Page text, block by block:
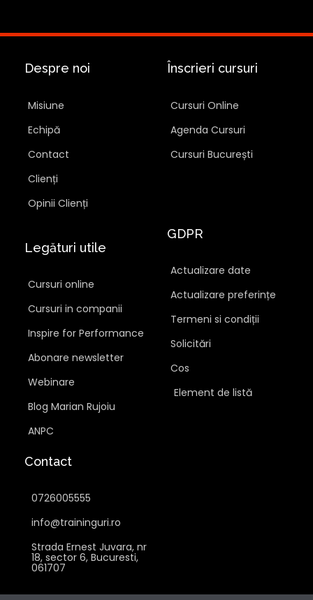
Despre noi
Misiune
Echipă
Contact
Clienți
Opinii Clienți
Înscrieri cursuri
Cursuri Online
Agenda Cursuri
Cursuri București
Legături utile
Cursuri online
Cursuri in companii
Inspire for Performance
Abonare newsletter
Webinare
Blog Marian Rujoiu
ANPC
GDPR
Actualizare date
Actualizare preferințe
Termeni si condiții
Solicitări
Cos
Element de listă
Contact
0726005555
info@traininguri.ro
Strada Ernest Juvara, nr
18, sector 6, Bucuresti,
061707